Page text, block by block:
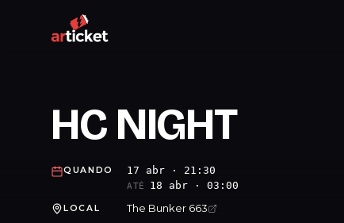
HC NIGHT
QUANDO 17 abr · 21:30
ATÉ 18 abr · 03:00
LOCAL The Bunker 663